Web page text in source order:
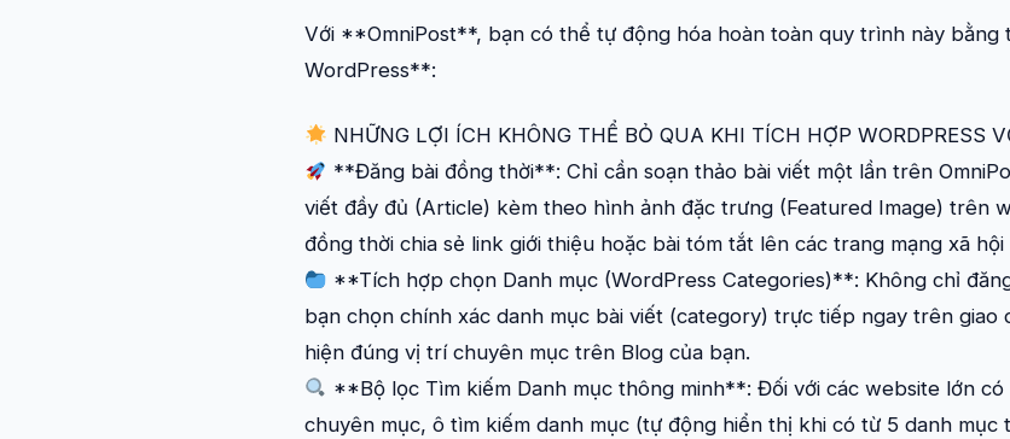
Với **OmniPost**, bạn có thể tự động hóa hoàn toàn quy trình này
WordPress**:
NHỮNG LỢI ÍCH KHÔNG THỂ BỎ QUA KHI TÍCH HỢP WORDPRESS
**Đăng bài đồng thời**: Chỉ cần soạn thảo bài viết một lần trên
viết đầy đủ (Article) kèm theo hình ảnh đặc trưng (Featured Image) trên
đồng thời chia sẻ link giới thiệu hoặc bài tóm tắt lên các trang mạng xã hội
**Tích hợp chọn Danh mục (WordPress Categories)**: Không chỉ
bạn chọn chính xác danh mục bài viết (category) trực tiếp ngay trên giao
hiện đúng vị trí chuyên mục trên Blog của bạn.
**Bộ lọc Tìm kiếm Danh mục thông minh**: Đối với các website lớn
chuyên mục, ô tìm kiếm danh mục (tự động hiển thị khi có từ 5 danh